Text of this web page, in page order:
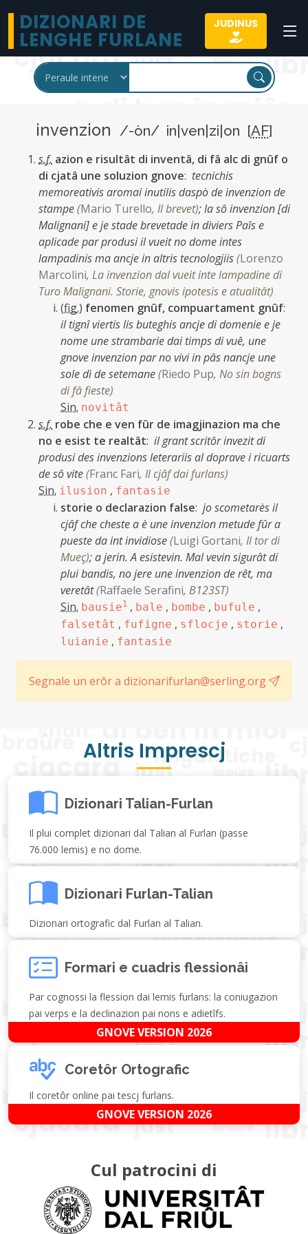
DIZIONARI DE
LENGHE FURLANE
JUDINUS
invenzion /-òn/ in|ven|zi|on [AF]
s.f. azion e risultât di inventâ, di fâ alc di gnûf o
di cjatâ une soluzion gnove: tecnichis
memoreativis aromai inutilis daspò de invenzion de
stampe(Mario Turello, Il brevet);la sô invenzion [di
Malignani] e je stade brevetade in diviers Paîs e
aplicade par produsi il vueit no dome intes
lampadinis ma ancje in altris tecnologjiis(Lorenzo
Marcolini, La invenzion dal vueit inte lampadine di
Turo Malignani. Storie, gnovis ipotesis e atualitât)
(fig.) fenomen gnûf, compuartament gnûf:
il tignî viertis lis buteghis ancje di domenie e je
nome une strambarie dai timps di vuê, une
gnove invenzion par no vivi in pâs nancje une
sole dì de setemane(Riedo Pup, No sin bogns
di fâ fieste)
Sin. novitât
s.f. robe che e ven fûr de imagjinazion ma che
no e esist te realtât: il grant scritôr invezit di
produsi des invenzions leterariis al doprave i ricuarts
de sô vite(Franc Fari, Il cjâf dai furlans)
Sin. ilusion , fantasie
storie o declarazion false: jo scometarès il
cjâf che cheste a è une invenzion metude fûr a
pueste da int invidiose(Luigi Gortani, Il tor di
Mueç);a jerin. A esistevin. Mal vevin sigurât di
plui bandis, no jere une invenzion de rêt, ma
veretât(Raffaele Serafini, B123ST)
Sin. bausie1 , bale , bombe , bufule ,
falsetât , fufigne , sflocje , storie ,
luianie , fantasie
Segnale un erôr a dizionarifurlan@serling.org
Altris Imprescj
Dizionari Talian-Furlan
Il plui complet dizionari dal Talian al Furlan (passe
76.000 lemis) e no dome.
Dizionari Furlan-Talian
Dizionari ortografic dal Furlan al Talian.
Formari e cuadris flessionâi
Par cognossi la flession dai lemis furlans: la coniugazion
pai verps e la declinazion pai nons e adietîfs.
GNOVE VERSION 2026
Coretôr Ortografic
Il coretôr online pai tescj furlans.
GNOVE VERSION 2026
Cul patrocini di